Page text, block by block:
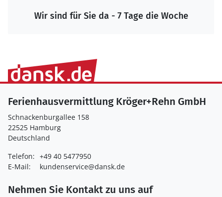
Wir sind für Sie da - 7 Tage die Woche
Ferienhausvermittlung Kröger+Rehn GmbH
Schnackenburgallee 158
22525 Hamburg
Deutschland
Telefon: +49 40 5477950
E-Mail:
kundenservice@dansk.de
Nehmen Sie Kontakt zu uns auf